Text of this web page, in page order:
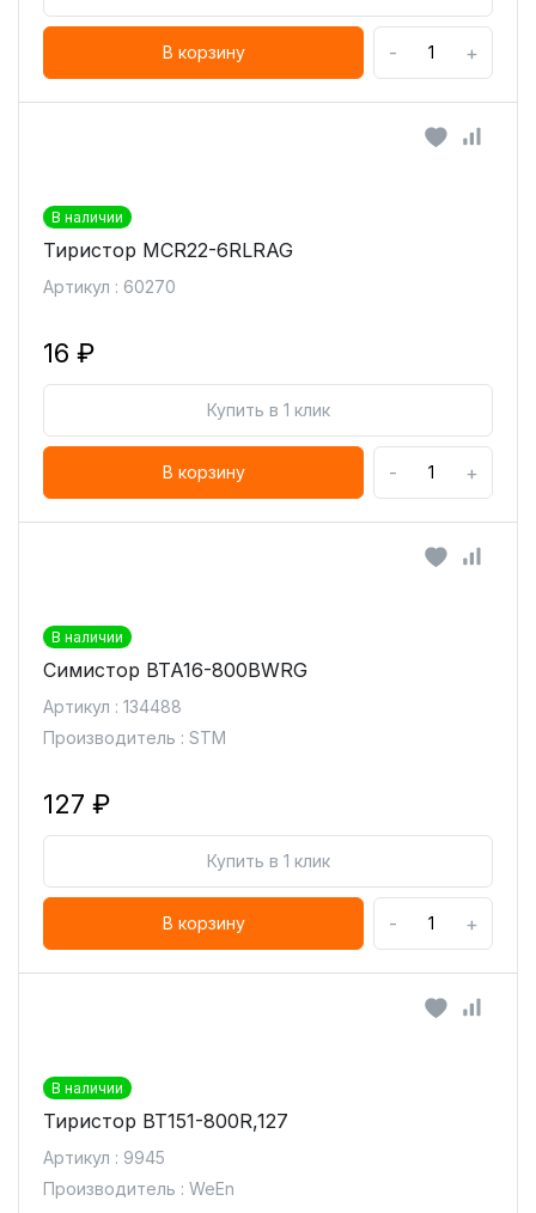
В корзину - +
В наличии
Тиристор MCR22-6RLRAG
Артикул : 60270
16 ₽
Купить в 1 клик
В корзину - +
В наличии
Симистор BTA16-800BWRG
Артикул : 134488
Производитель : STM
127 ₽
Купить в 1 клик
В корзину - +
В наличии
Тиристор BT151-800R,127
Артикул : 9945
Производитель : WeEn